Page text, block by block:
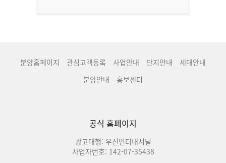
분양홈페이지 관심고객등록 사업안내 단지안내
세대안내
분양안내
홍보센터
공식 홈페이지
광고대행: 우진인터내셔널
사업자번호: 142-07-35438